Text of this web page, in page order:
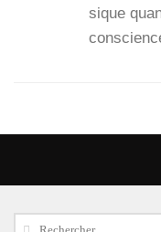
sique
Rechercher :